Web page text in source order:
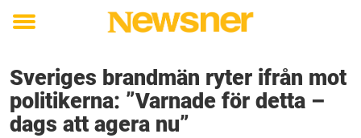
Toggle
Sveriges brandmän ryter ifrån mot
politikerna: ”Varnade för detta –
dags att agera nu”